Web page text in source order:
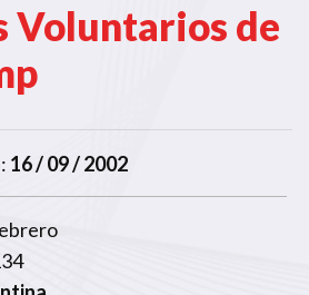
Voluntarios de
16 / 09 / 2002